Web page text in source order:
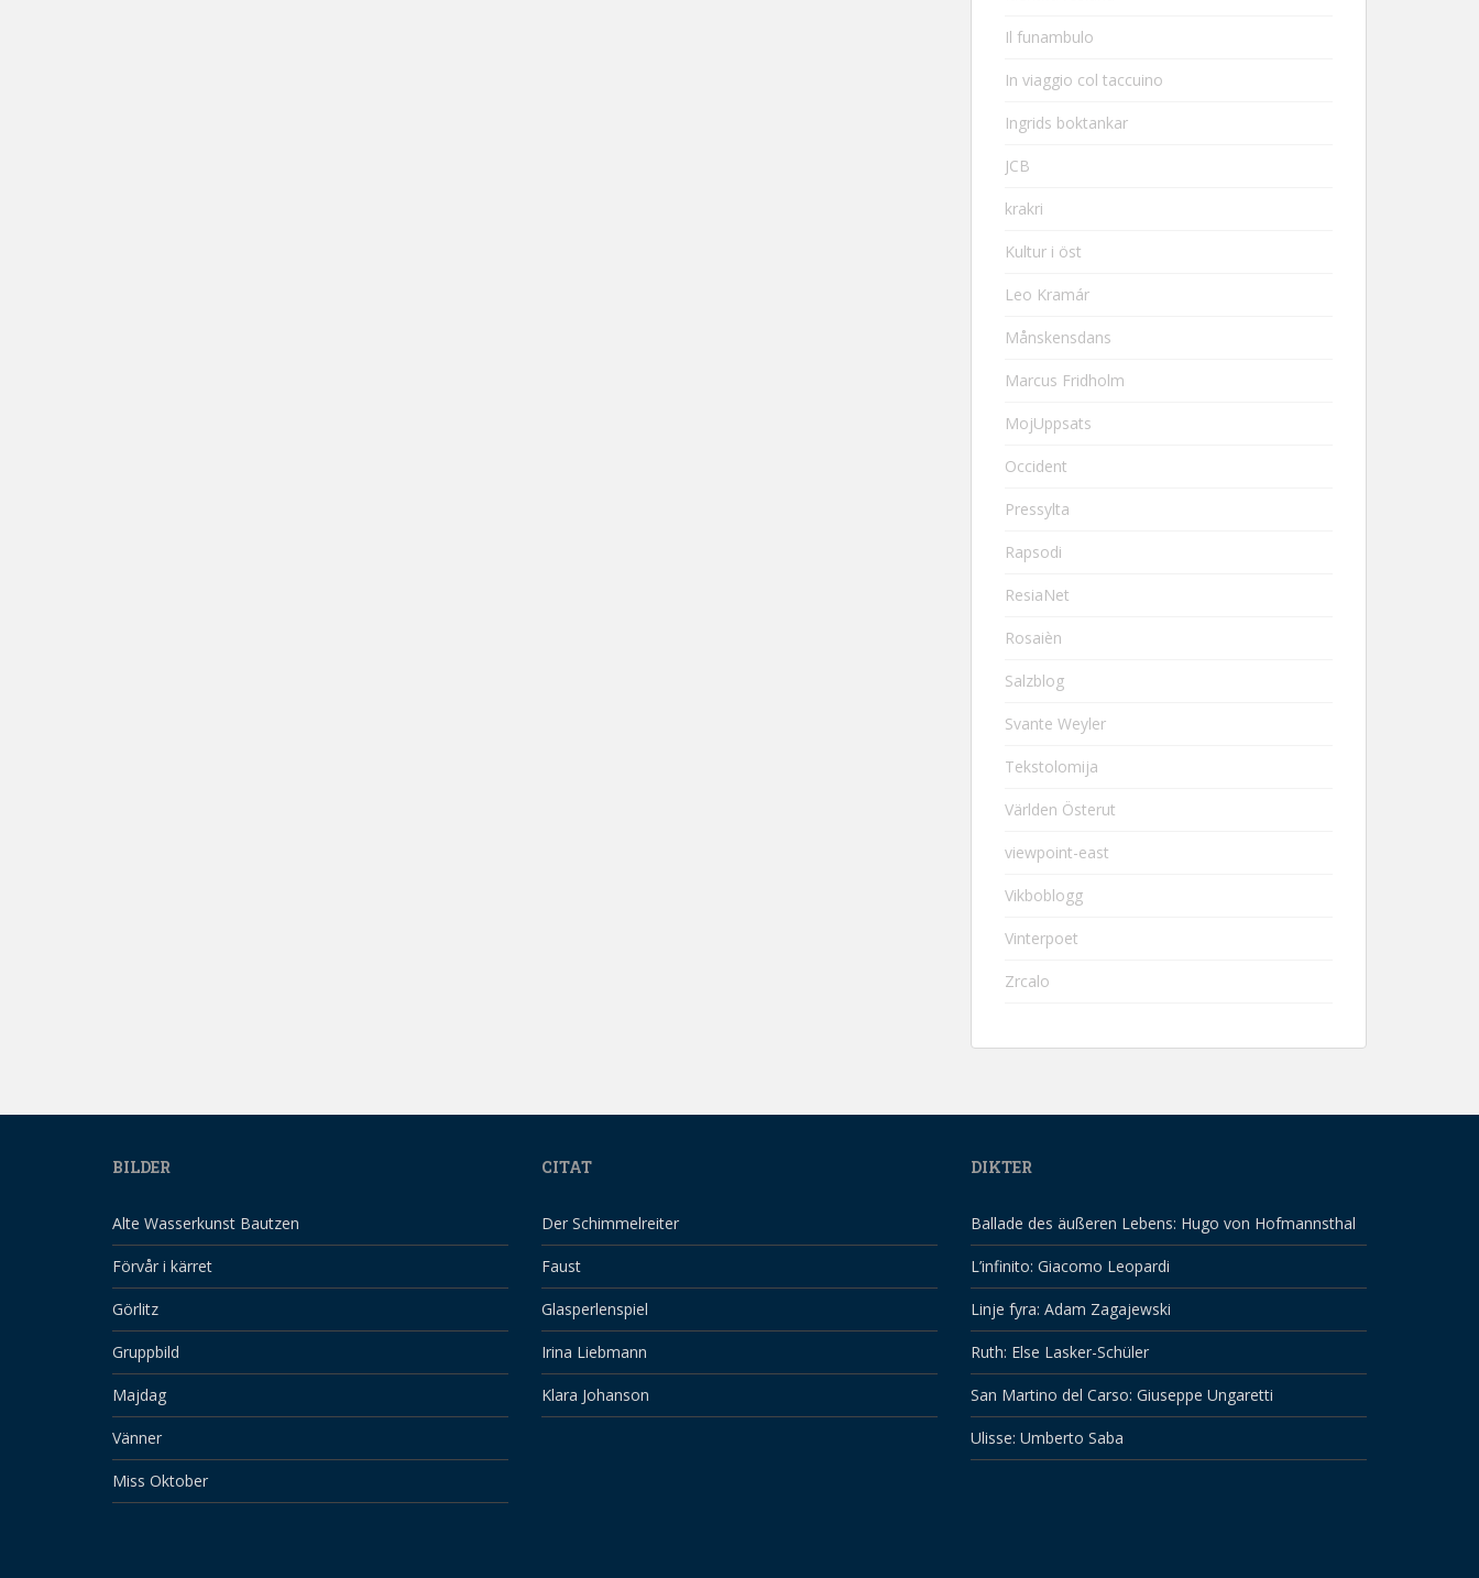
Il funambulo
In viaggio col taccuino
Ingrids boktankar
JCB
krakri
Kultur i öst
Leo Kramár
Månskensdans
Marcus Fridholm
MojUppsats
Occident
Pressylta
Rapsodi
ResiaNet
Rosaièn
Salzblog
Svante Weyler
Tekstolomija
Världen Österut
viewpoint-east
Vikboblogg
Vinterpoet
Zrcalo
BILDER
Alte Wasserkunst Bautzen
Förvår i kärret
Görlitz
Gruppbild
Majdag
Vänner
Miss Oktober
CITAT
Der Schimmelreiter
Faust
Glasperlenspiel
Irina Liebmann
Klara Johanson
DIKTER
Ballade des äußeren Lebens: Hugo von Hofmannsthal
L’infinito: Giacomo Leopardi
Linje fyra: Adam Zagajewski
Ruth: Else Lasker-Schüler
San Martino del Carso: Giuseppe Ungaretti
Ulisse: Umberto Saba